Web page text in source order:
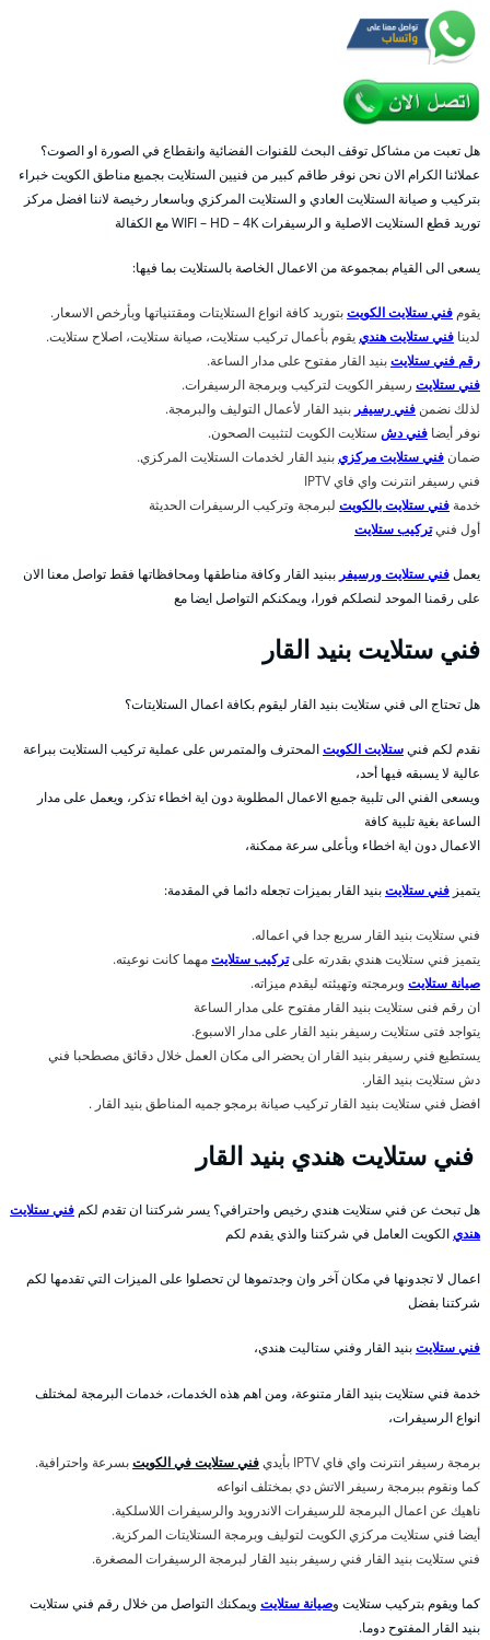
هل تعبت من مشاكل توقف البحث للقنوات الفضائية وانقطاع في الصورة او الصوت؟
عملائنا الكرام الان نحن نوفر طاقم كبير من فنيين الستلايت بجميع مناطق الكويت خبراء
بتركيب و صيانة الستلايت العادي و الستلايت المركزي وباسعار رخيصة لاننا افضل مركز
توريد قطع الستلايت الاصلية و الرسيفرات WIFI – HD – 4K مع الكفالة
يسعى الى القيام بمجموعة من الاعمال الخاصة بالستلايت بما فيها:
يقوم فني ستلايت الكويتبتوريد كافة انواع الستلايتات ومقتنياتها وبأرخص الاسعار.
لدينا فني ستلايت هندييقوم بأعمال تركيب ستلايت، صيانة ستلايت، اصلاح ستلايت.
رقم فني ستلايتبنيد القار مفتوح على مدار الساعة.
فني ستلايت رسيفر الكويت لتركيب وبرمجة الرسيفرات.
لذلك نضمن فني رسيفر بنيد القار لأعمال التوليف والبرمجة.
نوفر أيضا فني دش ستلايت الكويت لتثبيت الصحون.
ضمان فني ستلايت مركزيبنيد القار لخدمات الستلايت المركزي.
فني رسيفر انترنت واي فاي IPTV
خدمة فني ستلايت بالكويت لبرمجة وتركيب الرسيفرات الحديثة
أول فنيتركيب ستلايت
يعملفني ستلايت ورسيفر ببنيد القار وكافة مناطقها ومحافظاتها فقط تواصل معنا الان
على رقمنا الموحد لنصلكم فورا، ويمكنكم التواصل ايضا مع
فني ستلايت بنيد القار
هل تحتاج الى فني ستلايت بنيد القار ليقوم بكافة اعمال الستلايتات؟
نقدم لكم فنيستلايت الكويتالمحترف والمتمرس على عملية تركيب الستلايت ببراعة
عالية لا يسبقه فيها أحد،
ويسعى الفني الى تلبية جميع الاعمال المطلوبة دون اية اخطاء تذكر، ويعمل على مدار
الساعة بغية تلبية كافة
الاعمال دون اية اخطاء وبأعلى سرعة ممكنة،
يتميز فني ستلايتبنيد القار بميزات تجعله دائما في المقدمة:
فني ستلايت بنيد القار سريع جدا في اعماله.
يتميز فني ستلايت هندي بقدرته علىتركيب ستلايتمهما كانت نوعيته.
صيانة ستلايت وبرمجته وتهيئته ليقدم ميزاته.
ان رقم فنى ستلايت بنيد القار مفتوح على مدار الساعة
يتواجد فتى ستلايت رسيفر بنيد القار على مدار الاسبوع.
يستطيع فني رسيفر بنيد القار ان يحضر الى مكان العمل خلال دقائق مصطحبا فني
دش ستلايت بنيد القار.
افضل فني ستلايت بنيد القار تركيب صيانة برمجو جميه المناطق بنيد القار .
فني ستلايت هندي بنيد القار
هل تبحث عن فني ستلايت هندي رخيص واحترافي؟ يسر شركتنا ان تقدم لكم فني ستلايت
هنديالكويت العامل في شركتنا والذي يقدم لكم
اعمال لا تجدونها في مكان آخر وان وجدتموها لن تحصلوا على الميزات التي تقدمها لكم
شركتنا بفضل
فني ستلايتبنيد القار وفني ستاليت هندي،
خدمة فني ستلايت بنيد القار متنوعة، ومن اهم هذه الخدمات، خدمات البرمجة لمختلف
انواع الرسيفرات،
برمجة رسيفر انترنت واي فاي IPTV بأيدي فني ستلايت في الكويتبسرعة واحترافية.
كما ونقوم ببرمجة رسيفر الاتش دي بمختلف انواعه
ناهيك عن اعمال البرمجة للرسيفرات الاندرويد والرسيفرات اللاسلكية.
أيضا فني ستلايت مركزي الكويت لتوليف وبرمجة الستلايتات المركزية.
فني ستلايت بنيد القار فني رسيفر بنيد القار لبرمجة الرسيفرات المصغرة.
كما ويقوم بتركيب ستلايت وصيانة ستلايت ويمكنك التواصل من خلال رقم فني ستلايت
بنيد القار المفتوح دوما.